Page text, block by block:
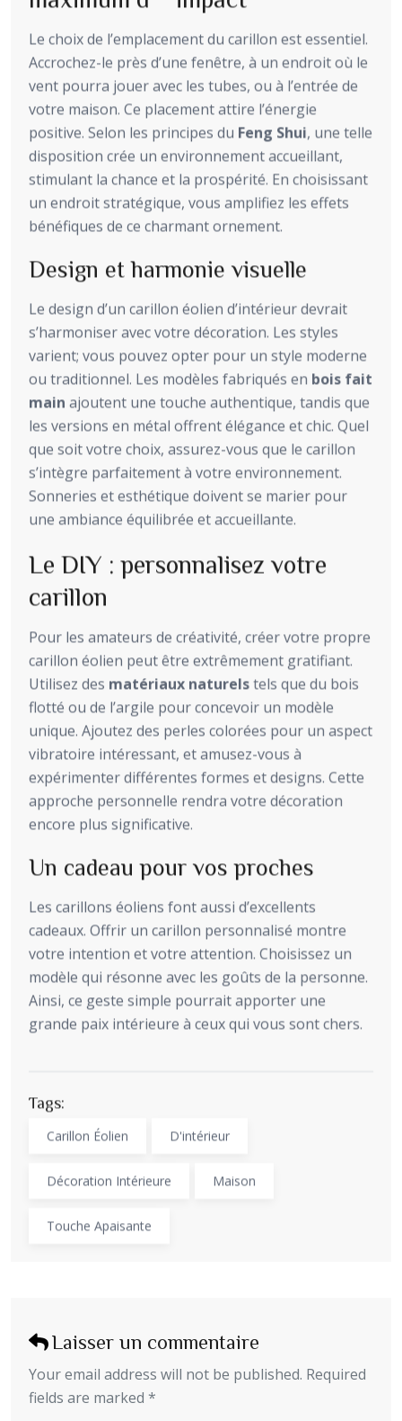
Le choix de l’emplacement du carillon est essentiel.
Accrochez-le près d’une fenêtre, à un endroit où le
vent pourra jouer avec les tubes, ou à l’entrée de
votre maison. Ce placement attire l’énergie
positive. Selon les principes du Feng Shui, une telle
disposition crée un environnement accueillant,
stimulant la chance et la prospérité. En choisissant
un endroit stratégique, vous amplifiez les effets
bénéfiques de ce charmant ornement.
Design et harmonie visuelle
Le design d’un carillon éolien d’intérieur devrait
s’harmoniser avec votre décoration. Les styles
varient; vous pouvez opter pour un style moderne
ou traditionnel. Les modèles fabriqués en bois fait
main ajoutent une touche authentique, tandis que
les versions en métal offrent élégance et chic. Quel
que soit votre choix, assurez-vous que le carillon
s’intègre parfaitement à votre environnement.
Sonneries et esthétique doivent se marier pour
une ambiance équilibrée et accueillante.
Le DIY : personnalisez votre
carillon
Pour les amateurs de créativité, créer votre propre
carillon éolien peut être extrêmement gratifiant.
Utilisez des matériaux naturelstels que du bois
flotté ou de l’argile pour concevoir un modèle
unique. Ajoutez des perles colorées pour un aspect
vibratoire intéressant, et amusez-vous à
expérimenter différentes formes et designs. Cette
approche personnelle rendra votre décoration
encore plus significative.
Un cadeau pour vos proches
Les carillons éoliens font aussi d’excellents
cadeaux. Offrir un carillon personnalisé montre
votre intention et votre attention. Choisissez un
modèle qui résonne avec les goûts de la personne.
Ainsi, ce geste simple pourrait apporter une
grande paix intérieure à ceux qui vous sont chers.
Tags:
Carillon Éolien D'intérieur
Décoration Intérieure Maison
Touche Apaisante
Laisser un commentaire
Your email address will not be published. Required
fields are marked *